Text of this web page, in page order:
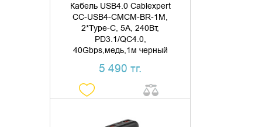
Кабель USB4.0 Cablexpert
CC-USB4-CMCM-BR-1M,
2*Type-C, 5А, 240Вт,
PD3.1/QC4.0,
40Gbps,медь,1м черный
5 490 тг.